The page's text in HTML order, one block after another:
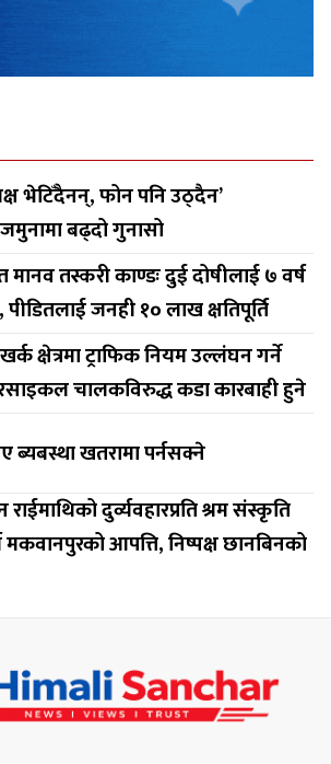
भेटिँदैनन्, फोन पनि उठ्दैन’
बढ्दो गुनासो
तस्करी काण्डः दुई दोषीलाई ७ वर्ष
जनही १० लाख क्षतिपूर्ति
क्षेत्रमा ट्राफिक नियम उल्लंघन गर्ने
चालकविरुद्ध कडा कारबाही हुने
ब्यबस्था खतरामा पर्नसक्ने
दुर्व्यवहारप्रति श्रम संस्कृति
मकवानपुरको आपत्ति, निष्पक्ष छानबिनको